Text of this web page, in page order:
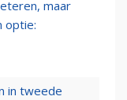
maar
optie:
in tweede